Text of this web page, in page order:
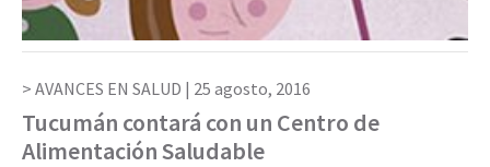
AVANCES EN SALUD | 25 agosto, 2016
Tucumán contará con un Centro de
Alimentación Saludable